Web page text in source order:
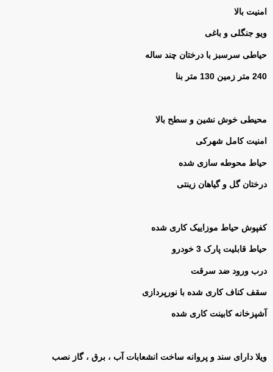
امنیت بالا
ویو جنگلی و باغی
حیاطی سرسبز با درختان چند ساله
240 متر زمین 130 متر بنا
محیطی خوش نشین و سطح بالا
امنیت کامل شهرکی
حیاط محوطه سازی شده
درختان گل و گیاهان زینتی
کفپوش حیاط موزاییک کاری شده
حیاط قابلیت پارک 3 خودرو
درب ورود ضد سرقت
سقف کناف کاری شده با نورپردازی
آشپزخانه کابینت کاری شده
ویلا دارای سند و پروانه ساخت انشعابات آب ، برق ، گاز نصب